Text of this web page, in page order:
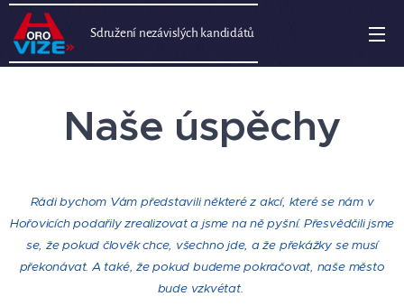
Sdružení nezávislých kandidátů
Naše úspěchy
Rádi bychom Vám představili některé z akcí, které se nám v
Hořovicích podařily zrealizovat a jsme na ně pyšní. Přesvědčili jsme
se, že pokud člověk chce, všechno jde, a že překážky se musí
překonávat. A také, že pokud budeme pokračovat, naše město
bude vzkvétat.